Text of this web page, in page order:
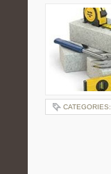
CATEGORIES: